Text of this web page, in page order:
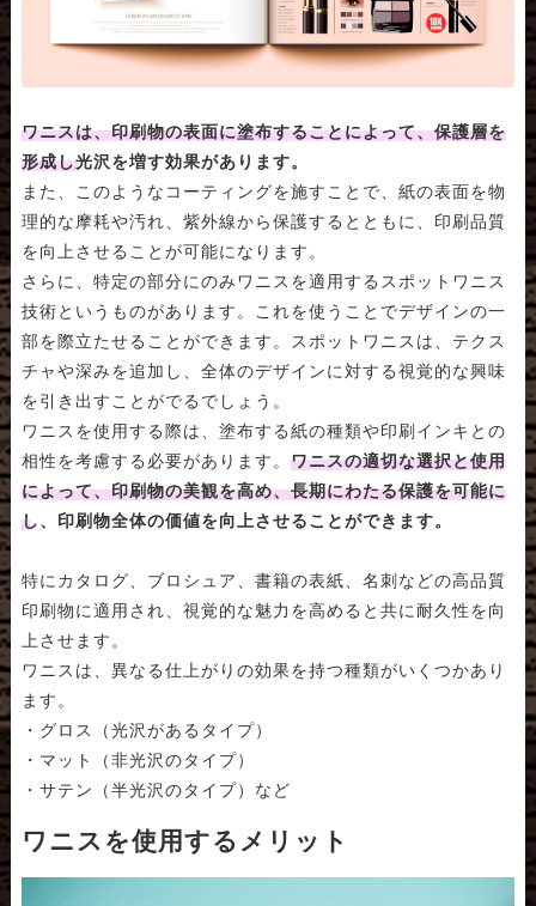
ワニスは、印刷物の表面に塗布することによって、保護層を
形成し光沢を増す効果があります。
また、このようなコーティングを施すことで、紙の表面を物
理的な摩耗や汚れ、紫外線から保護するとともに、印刷品質
を向上させることが可能になります。
さらに、特定の部分にのみワニスを適用するスポットワニス
技術というものがあります。これを使うことでデザインの一
部を際立たせることができます。スポットワニスは、テクス
チャや深みを追加し、全体のデザインに対する視覚的な興味
を引き出すことがでるでしょう。
ワニスを使用する際は、塗布する紙の種類や印刷インキとの
相性を考慮する必要があります。 ワニスの適切な選択と使用
によって、印刷物の美観を高め、長期にわたる保護を可能に
し、印刷物全体の価値を向上させることができます。
特にカタログ、ブロシュア、書籍の表紙、名刺などの高品質
印刷物に適用され、視覚的な魅力を高めると共に耐久性を向
上させます。
ワニスは、異なる仕上がりの効果を持つ種類がいくつかあり
ます。
・グロス（光沢があるタイプ）
・マット（非光沢のタイプ）
・サテン（半光沢のタイプ）など
ワニスを使用するメリット